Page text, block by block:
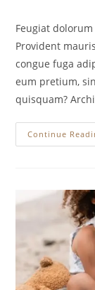
Feugiat
Provident
congue fuga
eum pretium,
quisquam?
Continue